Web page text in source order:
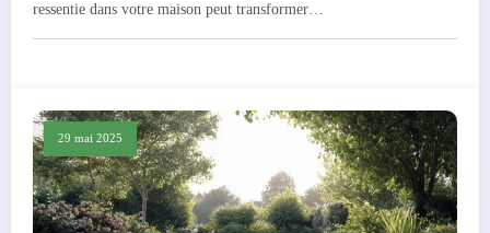
ressentie dans votre maison peut transformer…
29 mai 2025